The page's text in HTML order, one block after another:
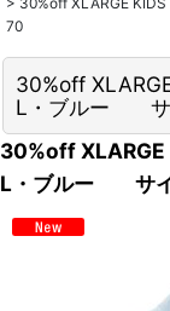
70
30%off
L・ブルー サ
30%off
L・ブルー サ